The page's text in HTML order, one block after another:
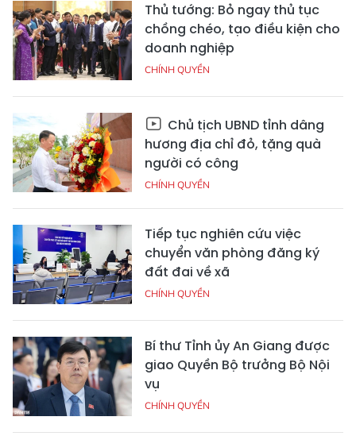
Thủ tướng: Bỏ ngay thủ tục
chồng chéo, tạo điều kiện cho
doanh nghiệp
CHÍNH QUYỀN
Chủ tịch UBND tỉnh dâng
hương địa chỉ đỏ, tặng quà
người có công
CHÍNH QUYỀN
Tiếp tục nghiên cứu việc
chuyển văn phòng đăng ký
đất đai về xã
CHÍNH QUYỀN
Bí thư Tỉnh ủy An Giang được
giao Quyền Bộ trưởng Bộ Nội
vụ
CHÍNH QUYỀN